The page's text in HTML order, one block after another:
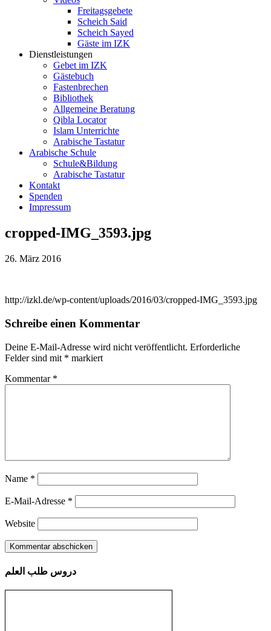
Freitagsgebete
Scheich Said
Scheich Sayed
Gäste im IZK
Dienstleistungen
Gebet im IZK
Gästebuch
Fastenbrechen
Bibliothek
Allgemeine Beratung
Qibla Locator
Islam Unterrichte
Arabische Tastatur
Arabische Schule
Schule&Bildung
Arabische Tastatur
Kontakt
Spenden
Impressum
cropped-IMG_3593.jpg
26. März 2016
http://izkl.de/wp-content/uploads/2016/03/cropped-IMG_3593.jpg
Schreibe einen Kommentar
Deine E-Mail-Adresse wird nicht veröffentlicht. Erforderliche
Felder sind mit * markiert
Kommentar *
Name *
E-Mail-Adresse *
Website
دروس طلب العلم